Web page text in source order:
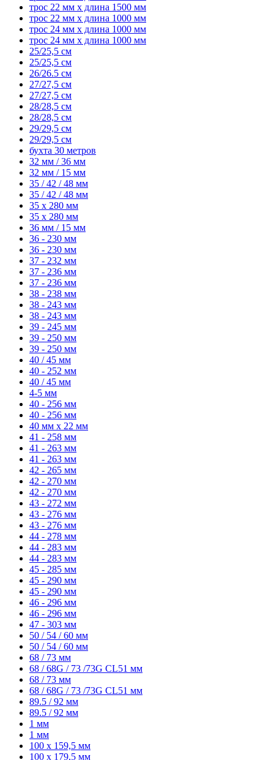
трос 22 мм x длина 1500 мм
трос 22 мм x длина 1000 мм
трос 24 мм x длина 1000 мм
трос 24 мм x длина 1000 мм
25/25,5 см
25/25,5 см
26/26.5 см
27/27,5 см
27/27,5 см
28/28,5 см
28/28,5 см
29/29,5 см
29/29,5 см
бухта 30 метров
32 мм / 36 мм
32 мм / 15 мм
35 / 42 / 48 мм
35 / 42 / 48 мм
35 x 280 мм
35 x 280 мм
36 мм / 15 мм
36 - 230 мм
36 - 230 мм
37 - 232 мм
37 - 236 мм
37 - 236 мм
38 - 238 мм
38 - 243 мм
38 - 243 мм
39 - 245 мм
39 - 250 мм
39 - 250 мм
40 / 45 мм
40 - 252 мм
40 / 45 мм
4-5 мм
40 - 256 мм
40 - 256 мм
40 мм x 22 мм
41 - 258 мм
41 - 263 мм
41 - 263 мм
42 - 265 мм
42 - 270 мм
42 - 270 мм
43 - 272 мм
43 - 276 мм
43 - 276 мм
44 - 278 мм
44 - 283 мм
44 - 283 мм
45 - 285 мм
45 - 290 мм
45 - 290 мм
46 - 296 мм
46 - 296 мм
47 - 303 мм
50 / 54 / 60 мм
50 / 54 / 60 мм
68 / 73 мм
68 / 68G / 73 /73G CL51 мм
68 / 73 мм
68 / 68G / 73 /73G CL51 мм
89.5 / 92 мм
89.5 / 92 мм
1 мм
1 мм
100 х 159,5 мм
100 х 179,5 мм